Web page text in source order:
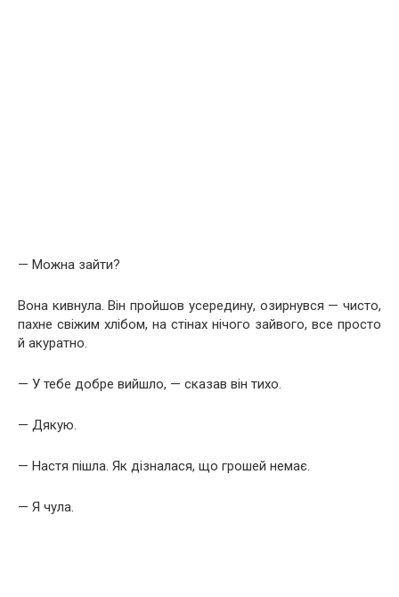
— Можна зайти?
Вона кивнула. Він пройшов усередину, озирнувся — чисто,
пахне свіжим хлібом, на стінах нічого зайвого, все просто
й акуратно.
— У тебе добре вийшло, — сказав він тихо.
— Дякую.
— Настя пішла. Як дізналася, що грошей немає.
— Я чула.